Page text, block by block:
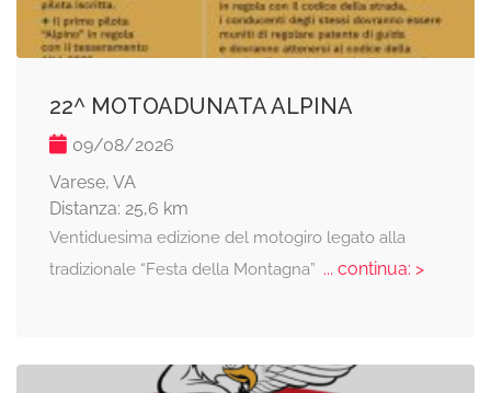
22^ MOTOADUNATA ALPINA
09/08/2026
Varese, VA
Distanza: 25,6 km
Ventiduesima edizione del motogiro legato alla
tradizionale “Festa della Montagna” ... continua: >